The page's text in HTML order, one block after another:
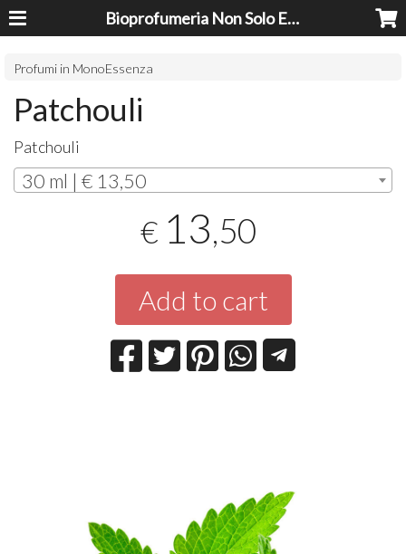
Bioprofumeria Non Solo Essenze
Profumi in MonoEssenza
Patchouli
Patchouli
30 ml | € 13,50
€ 13,50
Add to cart